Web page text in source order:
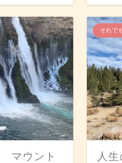
マウント
それで
人